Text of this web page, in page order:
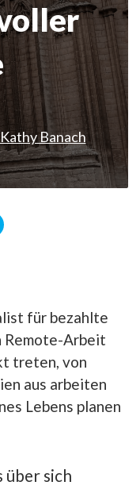
Kathy Banach
für bezahlte
Remote-Arbeit
treten, von
aus arbeiten
Lebens planen
über sich